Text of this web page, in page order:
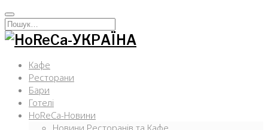
Перейти
к
содержимому
Искать:
Кафе
Ресторани
Бари
Готелі
HoReCa-Новини
Новини Ресторанів та Кафе